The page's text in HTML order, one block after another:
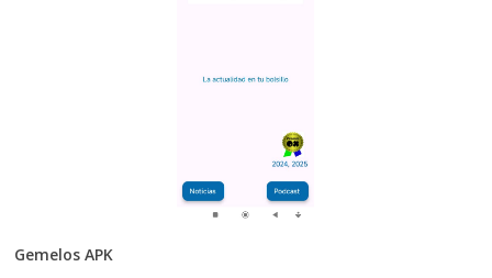
Gemelos APK